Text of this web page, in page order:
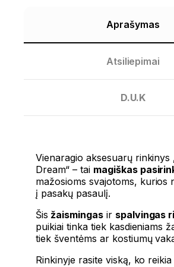
Aprašymas
Atsiliepimai
D.U.K
Vienaragio aksesuarų rinkinys
Dream“ – tai magiškas
mažosioms svajotoms, kurios
į pasakų pasaulį.
Šis žaismingasir spalvingas
puikiai tinka tiek kasdieniams
tiek šventėms ar kostiumų
Rinkinyje rasite viską, ko